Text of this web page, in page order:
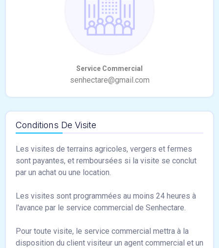
Conditions De Visite
Les visites de terrains agricoles, vergers et fermes
sont payantes, et remboursées si la visite se conclut
par un achat ou une location.
Les visites sont programmées au moins 24 heures à
l'avance par le service commercial de Senhectare.
Pour toute visite, le service commercial mettra à la
disposition du client visiteur un agent commercial et un